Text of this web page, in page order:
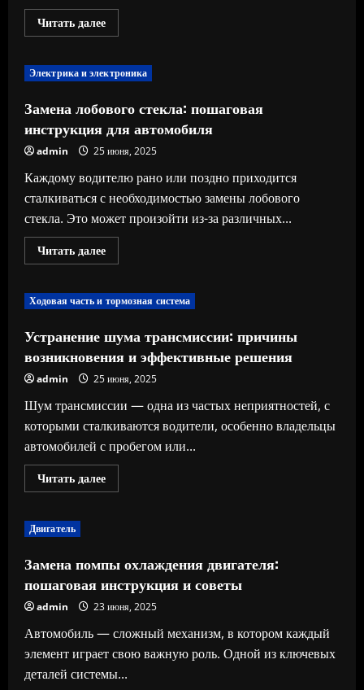
Читать далееПрочитать
больше
пыльника
ШРУСа:
для
ремонта
своими
руками
Электрика и электроника
Замена лобового стекла: пошаговая
инструкция для автомобиля
admin 25 июня, 2025
Каждому водителю рано или поздно приходится
сталкиваться с необходимостью замены лобового
стекла. Это может произойти из-за различных...
Читать далееПрочитать
больше
лобового
стекла:
для
автомобиля
Ходовая часть и тормозная система
Устранение шума трансмиссии: причины
возникновения и эффективные решения
admin 25 июня, 2025
Шум трансмиссии — одна из частых неприятностей, с
которыми сталкиваются водители, особенно владельцы
автомобилей с пробегом или...
Читать далееПрочитать
больше
и
эффективные
решения
Двигатель
Замена помпы охлаждения двигателя:
пошаговая инструкция и советы
admin 23 июня, 2025
Автомобиль — сложный механизм, в котором каждый
элемент играет свою важную роль. Одной из ключевых
деталей системы...